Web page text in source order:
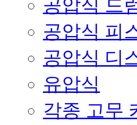
공압식 드
공압식 피
공압식 디
유압식
각종 고무